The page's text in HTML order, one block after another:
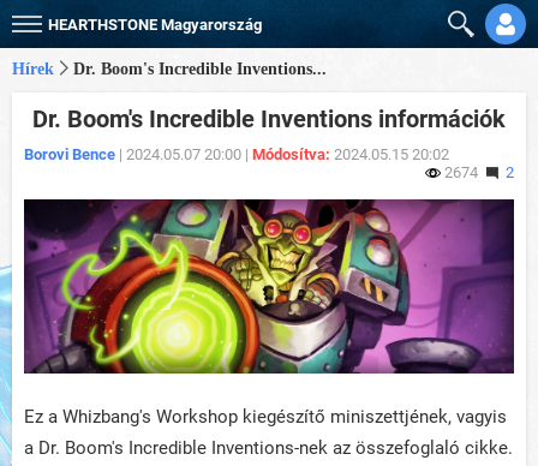
HEARTHSTONE Magyarország
Hírek Dr. Boom's Incredible Inventions...
Dr. Boom's Incredible Inventions információk
Borovi Bence | 2024.05.07 20:00 | Módosítva: 2024.05.15 20:02
2674
2
Ez a Whizbang's Workshop kiegészítő miniszettjének, vagyis
a Dr. Boom's Incredible Inventions-nek az összefoglaló cikke.